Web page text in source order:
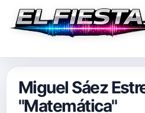
Miguel Sáez
"Matemática"